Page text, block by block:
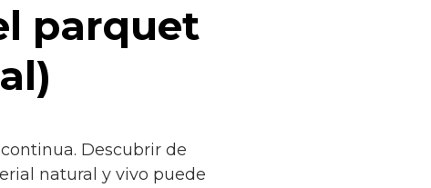
parquet
Descubrir de
natural y vivo puede